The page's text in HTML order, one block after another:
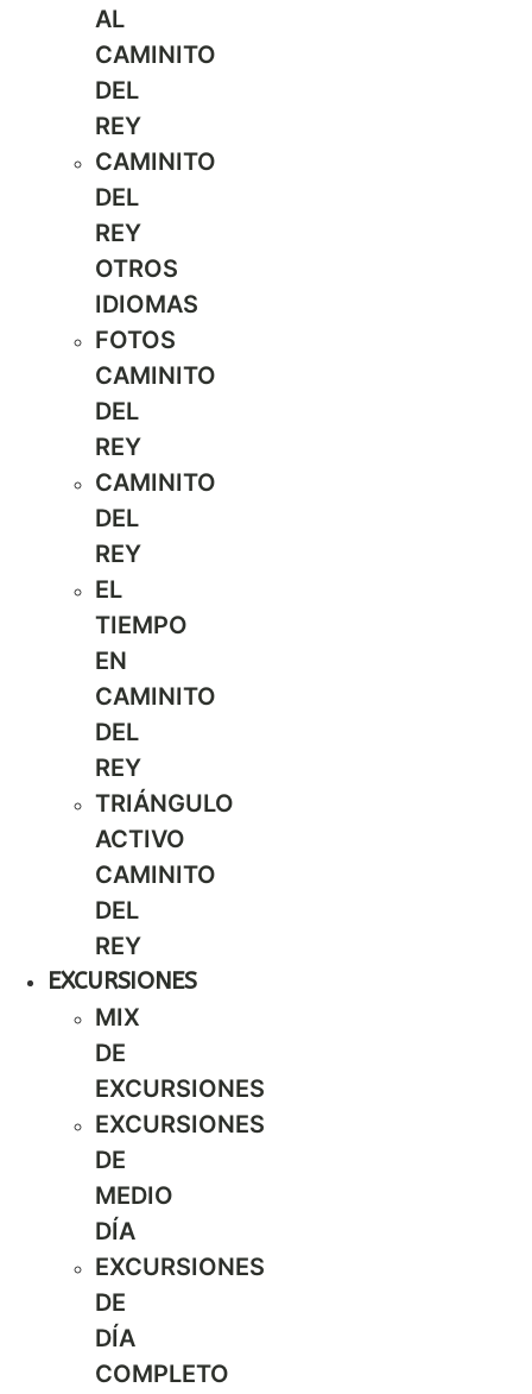
AL
CAMINITO
DEL
REY
CAMINITO
DEL
REY
OTROS
IDIOMAS
FOTOS
CAMINITO
DEL
REY
CAMINITO
DEL
REY
EL
TIEMPO
EN
CAMINITO
DEL
REY
TRIÁNGULO
ACTIVO
CAMINITO
DEL
REY
EXCURSIONES
MIX
DE
EXCURSIONES
EXCURSIONES
DE
MEDIO
DÍA
EXCURSIONES
DE
DÍA
COMPLETO